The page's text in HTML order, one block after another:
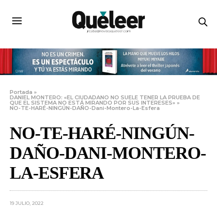
Portada »
DANIEL MONTERO: «EL CIUDADANO NO SUELE TENER LA PRUEBA DE
QUE EL SISTEMA NO ESTÁ MIRANDO POR SUS INTERESES» »
NO-TE-HARÉ-NINGÚN-DAÑO-Dani-Montero-La-Esfera
NO-TE-HARÉ-NINGÚN-
DAÑO-DANI-MONTERO-
LA-ESFERA
19 JULIO, 2022